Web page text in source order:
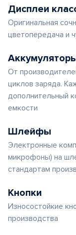
Дисплеи
Оригинальная
цветопередача и
От
циклов заряда.
дополнительный
емкости
Шлейфы
Электронные
микрофоны) на
стандартам
Кнопки
Износостойкие
производства